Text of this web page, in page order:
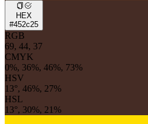
HEX
#452c25
RGB
69, 44, 37
CMYK
0%, 36%, 46%, 73%
HSV
13°, 46%, 27%
HSL
13°, 30%, 21%